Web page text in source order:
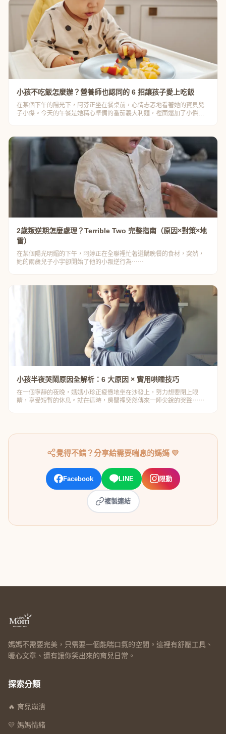
小孩不吃飯怎麼辦？營養師也認同的 6 招讓孩子愛上吃飯
在某個下午的陽光下，阿芬正坐在餐桌前，心情忐忑地看著她的寶貝兒
子小傑。今天的午餐是她精心準備的番茄義大利麵，裡面還加了小傑最
2歲叛逆期怎麼處理？Terrible Two 完整指南（原因×對策×地
雷）
在某個陽光明媚的下午，阿婷正在全聯裡忙著選購晚餐的食材，突然，
她的兩歲兒子小宇卻開始了他的小叛逆行為⋯⋯
小孩半夜哭鬧原因全解析：6 大原因 × 實用哄睡技巧
在一個寧靜的夜晚，媽媽小珍正疲憊地坐在沙發上，努力想要閉上眼
睛，享受短暫的休息。就在這時，房間裡突然傳來一陣尖銳的哭聲⋯⋯
覺得不錯？分享給需要喘息的媽媽 💛
Facebook LINE 限動
複製連結
媽媽不需要完美，只需要一個能喘口氣的空間。這裡有舒壓工具、
暖心文章、還有讓你笑出來的育兒日常。
探索分類
🔥 育兒崩潰
💛 媽媽情緒